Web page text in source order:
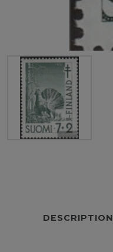
DESCRIPTION